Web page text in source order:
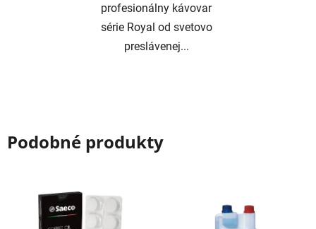
profesionálny kávovar
série Royal od svetovo
preslávenej...
Podobné produkty